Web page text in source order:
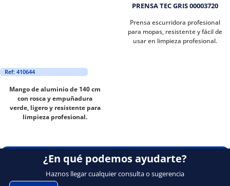
Ref: 410644
Mango de aluminio de 140 cm
con rosca y empuñadura
verde, ligero y resistente para
limpieza profesional.
PRENSA TEC GRIS 00003720
Prensa escurridora profesional
para mopas, resistente y fácil de
usar en limpieza profesional.
¿En qué podemos ayudarte?
Haznos llegar cualquier consulta o sugerencia